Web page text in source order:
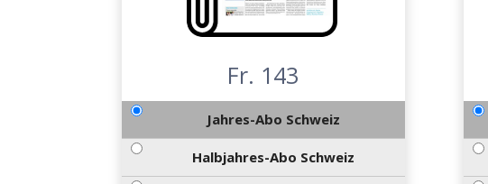
Fr. 143
Jahres-Abo Schweiz
Halbjahres-Abo Schweiz